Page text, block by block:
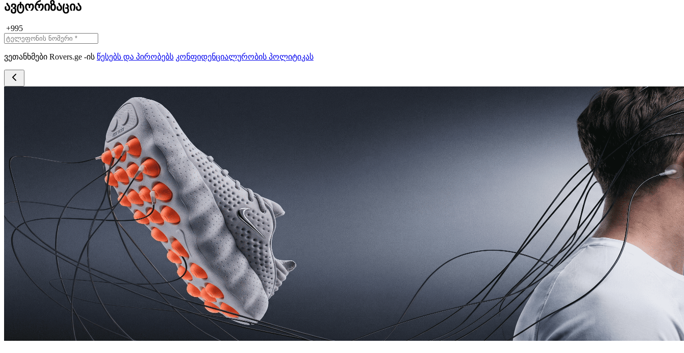
ავტორიზაცია
+995
ვეთანხმები Rovers.ge -ის წესებს და პირობებს კონფიდენციალურობის პოლიტიკას